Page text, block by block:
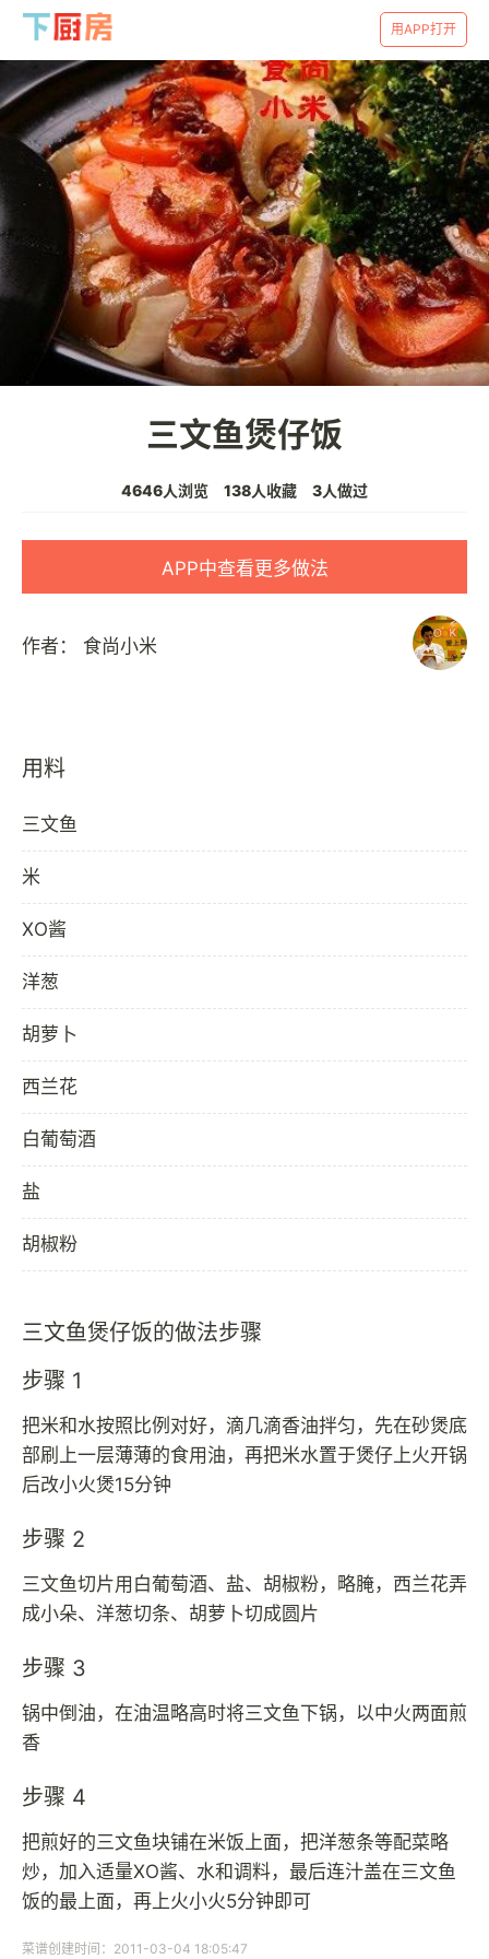
用APP打开
三文鱼煲仔饭
4646人浏览 138人收藏 3人做过
APP中查看更多做法
作者： 食尚小米
用料
三文鱼
米
XO酱
洋葱
胡萝卜
西兰花
白葡萄酒
盐
胡椒粉
三文鱼煲仔饭的做法步骤
步骤 1
把米和水按照比例对好，滴几滴香油拌匀，先在砂煲底
部刷上一层薄薄的食用油，再把米水置于煲仔上火开锅
后改小火煲15分钟
步骤 2
三文鱼切片用白葡萄酒、盐、胡椒粉，略腌，西兰花弄
成小朵、洋葱切条、胡萝卜切成圆片
步骤 3
锅中倒油，在油温略高时将三文鱼下锅，以中火两面煎
香
步骤 4
把煎好的三文鱼块铺在米饭上面，把洋葱条等配菜略
炒，加入适量XO酱、水和调料，最后连汁盖在三文鱼
饭的最上面，再上火小火5分钟即可
菜谱创建时间：2011-03-04 18:05:47